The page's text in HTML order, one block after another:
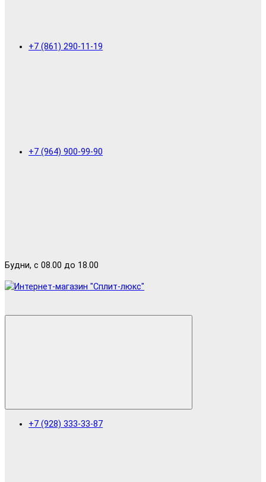
+7 (861) 290-11-19
+7 (964) 900-99-90
Будни, с 08.00 до 18.00
+7 (928) 333-33-87